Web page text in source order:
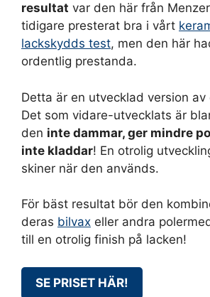
resultat var den här från
tidigare presterat bra i vårt
lackskydds test, men den här
ordentlig prestanda.
Detta är en utvecklad version av
Det som vidare-utvecklats är
den inte dammar, ger mindre
inte kladdar! En otrolig
skiner när den används.
För bäst resultat bör den
deras bilvax eller andra
till en otrolig finish på lacken!
SE PRISET HÄR!